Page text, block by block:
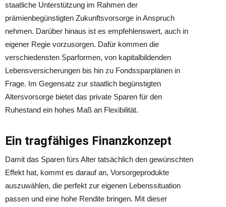
staatliche Unterstützung im Rahmen der
prämienbegünstigten Zukunftsvorsorge in Anspruch
nehmen. Darüber hinaus ist es empfehlenswert, auch in
eigener Regie vorzusorgen. Dafür kommen die
verschiedensten Sparformen, von kapitalbildenden
Lebensversicherungen bis hin zu Fondssparplänen in
Frage. Im Gegensatz zur staatlich begünstigten
Altersvorsorge bietet das private Sparen für den
Ruhestand ein hohes Maß an Flexibilität.
Ein tragfähiges Finanzkonzept
Damit das Sparen fürs Alter tatsächlich den gewünschten
Effekt hat, kommt es darauf an, Vorsorgeprodukte
auszuwählen, die perfekt zur eigenen Lebenssituation
passen und eine hohe Rendite bringen. Mit dieser